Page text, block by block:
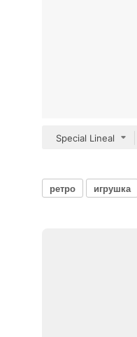
Special Lineal
ретро игрушка